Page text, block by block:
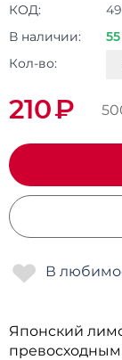
КОД:
В наличии:
Кол-во:
210₽
Японский